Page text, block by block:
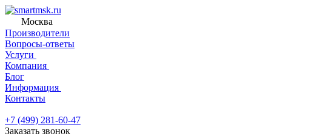
Москва
Производители
Вопросы-ответы
Услуги
Компания
Блог
Информация
Контакты
+7 (499) 281-60-47
Заказать звонок